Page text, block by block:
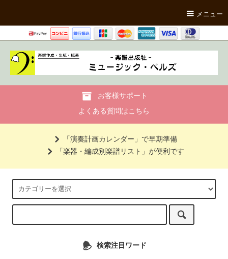
メニュー
お客様サポート
よくある質問はこちら
「演奏計画カレンダー」で早期準備
「楽器・編成別楽譜リスト」が便利です
検索注目ワード